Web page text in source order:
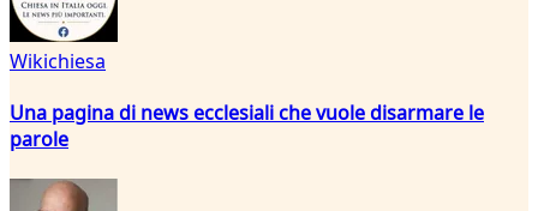
Wikichiesa
Una pagina di news ecclesiali che vuole disarmare le
parole